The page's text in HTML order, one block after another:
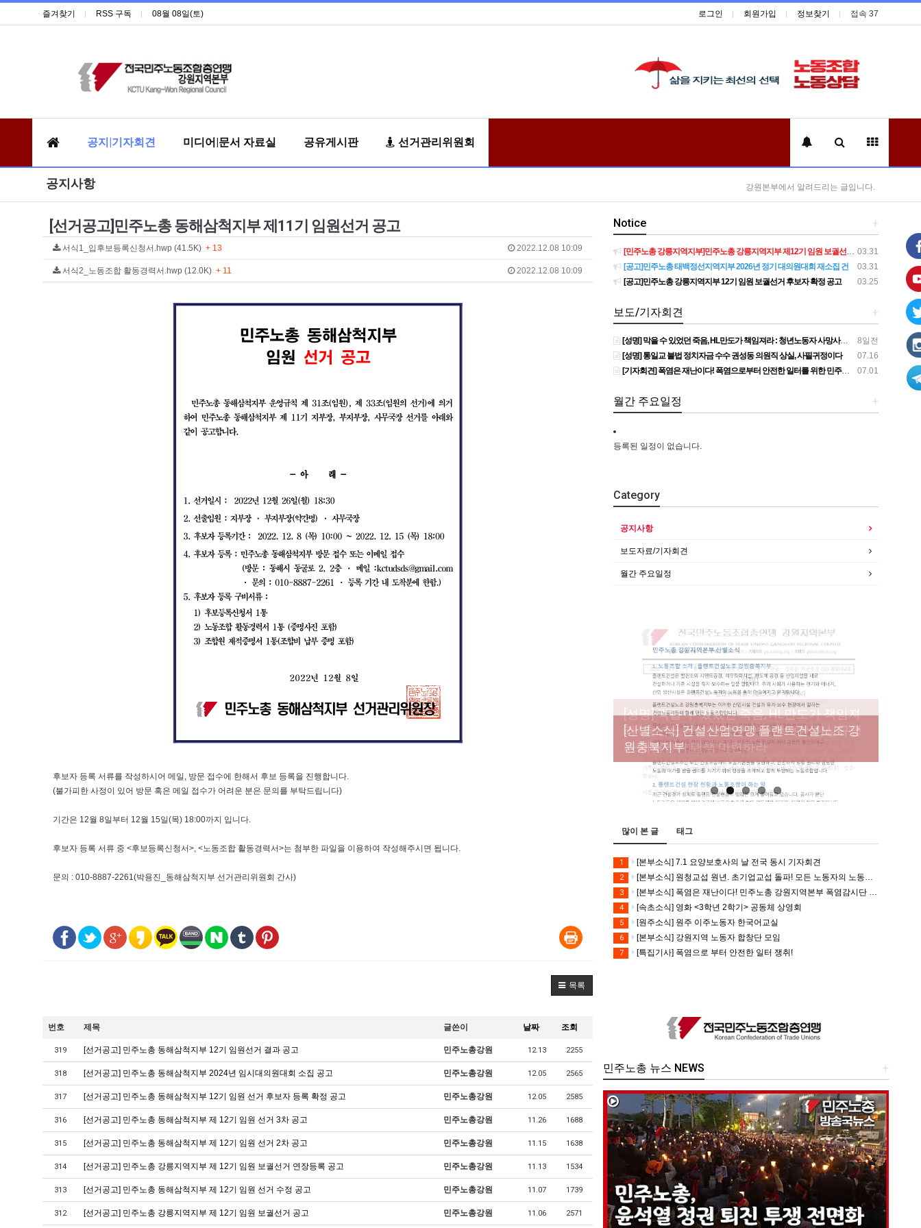
즐겨찾기 RSS 구독 08월 08일(토) 로그인 회원가입 정보찾기 접속 37
공지|기자회견 미디어|문서 자료실 공유게시판 선거관리위원회
공지사항 강원본부에서 알려드리는 글입니다.
[선거공고]민주노총 동해삼척지부 제11기 임원선거 공고
2022.12.08 10:09
서식1_입후보등록신청서.hwp (41.5K) + 13
2022.12.08 10:09
서식2_노동조합 활동경력서.hwp (12.0K) + 11
후보자 등록 서류를 작성하시어 메일, 방문 접수에 한해서 후보 등록을 진행합니다.
(불가피한 사정이 있어 방문 혹은 메일 접수가 어려운 분은 문의를 부탁드립니다)
기간은 12월 8일부터 12월 15일(목) 18:00까지 입니다.
후보자 등록 서류 중 <후보등록신청서>, <노동조합 활동경력서>는 첨부한 파일을 이용하여 작성해주시면 됩니다.
문의 : 010-8887-2261(박용진_동해삼척지부 선거관리위원회 간사)
목록
번호 제목 글쓴이 날짜 조회
319 [선거공고] 민주노총 동해삼척지부 12기 임원선거 결과 공고 민주노총강원 12.13 2255
318 [선거공고] 민주노총 동해삼척지부 2024년 임시대의원대회 소집 공고 민주노총강원 12.05 2565
317 [선거공고] 민주노총 동해삼척지부 12기 임원 선거 후보자 등록 확정 공고 민주노총강원 12.05 2585
316 [선거공고] 민주노총 동해삼척지부 제 12기 임원 선거 3차 공고 민주노총강원 11.26 1688
315 [선거공고] 민주노총 동해삼척지부 제 12기 임원 선거 2차 공고 민주노총강원 11.15 1638
314 [선거공고] 민주노총 강릉지역지부 제 12기 임원 보궐선거 연장등록 공고 민주노총강원 11.13 1534
313 [선거공고] 민주노총 동해삼척지부 제 12기 임원 선거 수정 공고 민주노총강원 11.07 1739
312 [선거공고] 민주노총 강릉지역지부 제 12기 임원 보궐선거 공고 민주노총강원 11.06 2571
+
Notice
03.31
[민주노총 강릉지역지부]민주노총 강릉지역지부 제12기 임원 보궐선거결과 공고
03.31
[공고]민주노총 태백정선지역지부 2026년 정기 대의원대회 재소집 건
03.25
[공고]민주노총 강릉지역지부 12기 임원 보궐선거 후보자 확정 공고
+
보도/기자회견
8일전
[성명] 막을 수 있었던 죽음, HL만도가 책임져라 : 청년노동자 사망사고의 철저한 진상규명과 재발방지 대책 마련하라
07.16
[성명] 통일교 불법 정치자금 수수 권성동 의원직 상실, 사필귀정이다
07.01
[기자회견] 폭염은 재난이다! 폭염으로부터 안전한 일터를 위한 민주노총 강원지역본부 폭염감시단 선포 기자회견
+
월간 주요일정
등록된 일정이 없습니다.
Category
공지사항
보도자료/기자회견
월간 주요일정
[성명] 막을 수 있었던 죽음, HL만도가 책임져
라 : 청년노동자 사망사고의 철저한 진상규명
과 재발방지 대책 마련하라
[산별소식] 건설산업연맹 플랜트건설노조 강
원충북지부
[강릉,속초,원주,춘천] 폭염감시단 사업 이모저
모
[조합원☆인터뷰] 서비스연맹 전국학교비정
규직노동조합 강원지부 김유미 춘천지회장
[본부소식] 강원지역 노동자 합창단 모임
많이 본 글 태그
1 [본부소식] 7.1 요양보호사의 날 전국 동시 기자회견
2 [본부소식] 원청교섭 원년. 초기업교섭 돌파! 모든 노동자의 노동기본권 쟁취! 민주노총 7.15 총파업대회
3 [본부소식] 폭염은 재난이다! 민주노총 강원지역본부 폭염감시단 선포 기자회견
4 [속초소식] 영화 <3학년 2학기> 공동체 상영회
5 [원주소식] 원주 이주노동자 한국어교실
6 [본부소식] 강원지역 노동자 합창단 모임
7 [특집기사] 폭염으로 부터 안전한 일터 쟁취!
+
민주노총 뉴스 NEWS